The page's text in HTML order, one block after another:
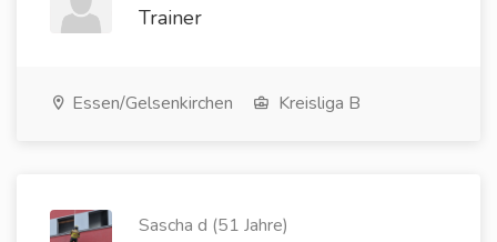
Trainer
Essen/Gelsenkirchen Kreisliga B
Sascha d (51 Jahre)